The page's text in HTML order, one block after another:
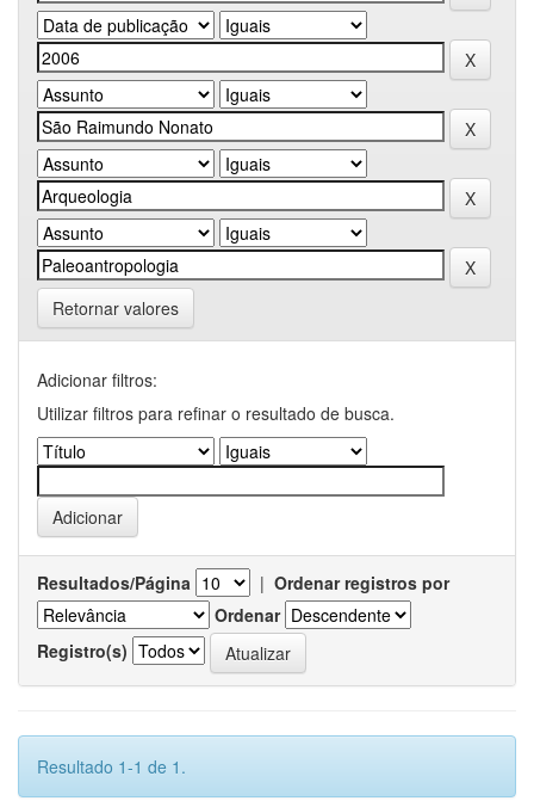
Retornar valores
Adicionar filtros:
Utilizar filtros para refinar o resultado de busca.
Resultados/Página | Ordenar registros por
Ordenar
Registro(s)
Resultado 1-1 de 1.